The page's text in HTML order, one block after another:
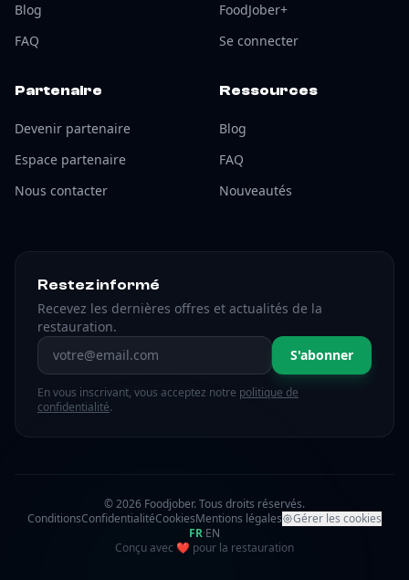
Blog
FAQ
FoodJober+
Se connecter
Partenaire
Devenir partenaire
Espace partenaire
Nous contacter
Ressources
Blog
FAQ
Nouveautés
Restez informé
Recevez les dernières offres et actualités de la
restauration.
Adresse email S'abonner
En vous inscrivant, vous acceptez notre politique de
confidentialité.
© 2026 Foodjober. Tous droits réservés.
ConditionsConfidentialitéCookiesMentions légales
Gérer les cookies
FR·EN
Conçu avec ❤ amour
pour la restauration